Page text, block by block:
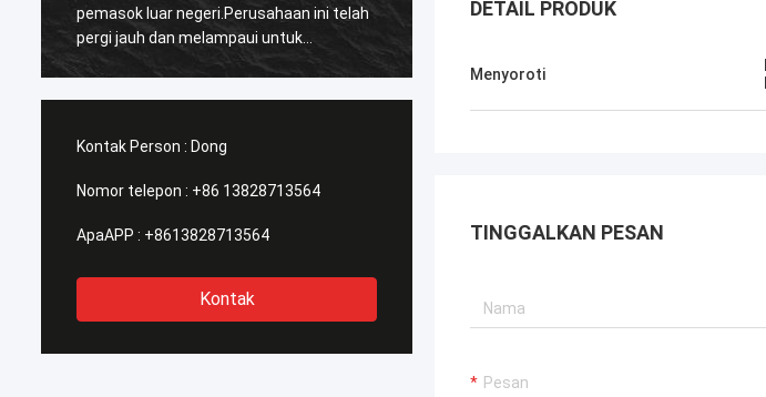
pemasok luar negeri.Perusahaan ini telah
pergi jauh dan melampaui untuk
memenuhi kebutuhan pelanggan mereka.
pengiriman sangat baik!
pemasok luar negeri.Perusahaan ini telah
Waktu respons mereka dengan semua
kekhawatiran saya segera ditangani
Kontak Person : Dong
Nomor telepon : +86 13828713564
ApaAPP : +8613828713564
Kontak
DETAIL PRODUK
Menyoroti
TINGGALKAN PESAN